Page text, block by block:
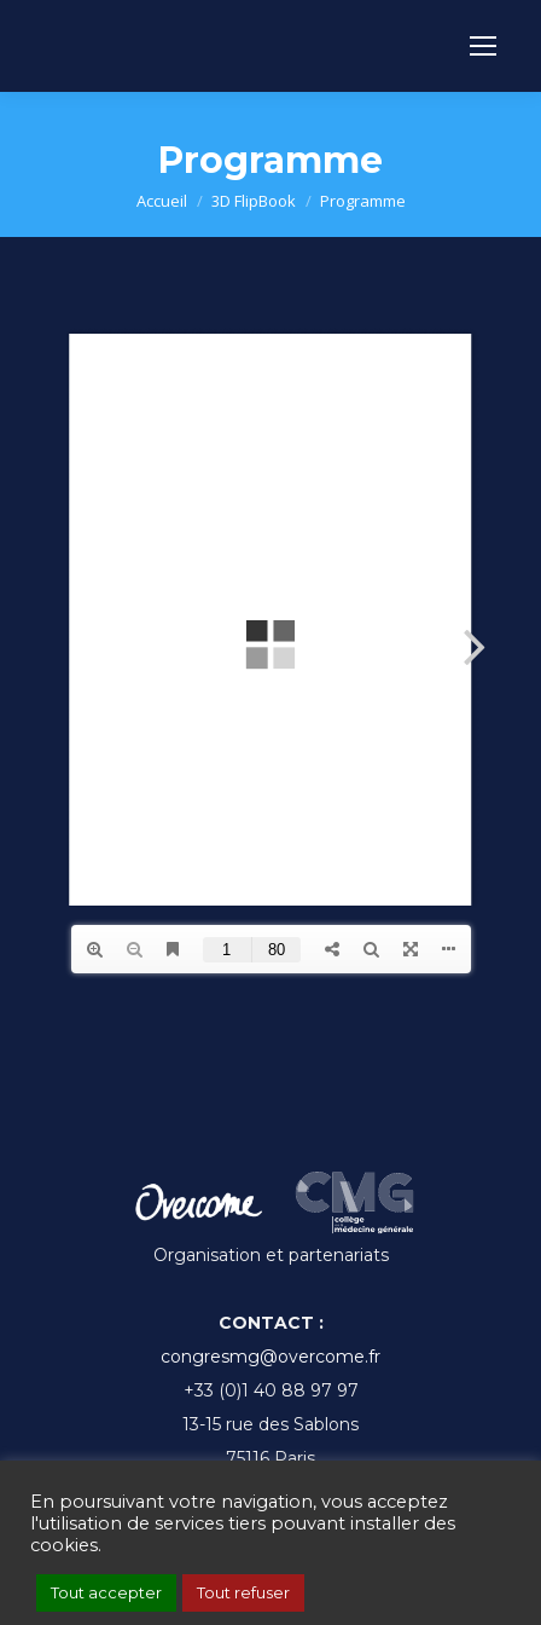
Programme
Vous êtes ici :
Accueil 3D FlipBook Programme
Organisation et partenariats
CONTACT :
congresmg@overcome.fr
+33 (0)1 40 88 97 97
13-15 rue des Sablons
75116 Paris
Ⓒ CMGF 2017 - 2025 -Mentions légales
En poursuivant votre navigation, vous acceptez
l'utilisation de services tiers pouvant installer des
cookies.
Tout accepter Tout refuser